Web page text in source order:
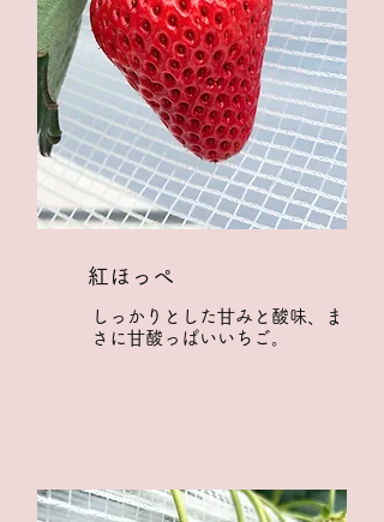
紅ほっぺ
しっかりとした⽢みと酸味、ま
さに⽢酸っぱいいちご。